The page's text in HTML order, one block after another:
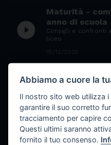
play_circle_filled
Maturità -
anno di scuola
Consigli e confronti
liceo
play_circle_filled
Lorenzo
15/12/2025
play_circle_filled Interviste
La rubrica che
Abbiamo a cuore la
Il nostro sito web utilizza
garantire il suo corretto
tracciamento per capire
Questi ultimi saranno
fornito il tuo consenso.